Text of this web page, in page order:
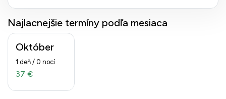
Najlacnejšie termíny podľa mesiaca
Október
1 deň / 0 nocí
37 €